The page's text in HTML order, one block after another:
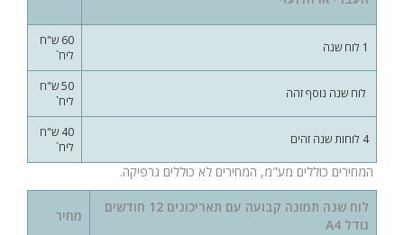
1 לוח שנה
60 ש"ח
ליח`
לוח שנה נוסף זהה
50 ש"ח
ליח`
4 לוחות שנה זהים
40 ש"ח
ליח`
המחירים כוללים מע"מ, המחירים לא כוללים גרפיקה.
לוח שנה תמונה קבועה עם תאריכונים 12 חודשים
גודל A4
מחיר